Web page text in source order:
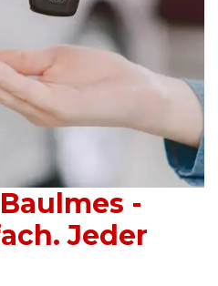
-
Jeder